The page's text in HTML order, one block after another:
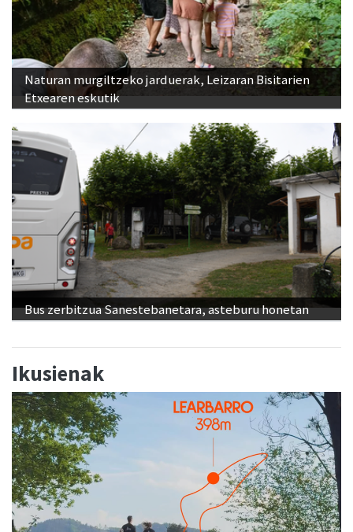
Naturan murgiltzeko jarduerak, Leizaran Bisitarien
Etxearen eskutik
Bus zerbitzua Sanestebanetara, asteburu honetan
Ikusienak